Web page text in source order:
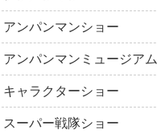
アンパンマンショー
アンパンマンミュージアム
キャラクターショー
スーパー戦隊ショー